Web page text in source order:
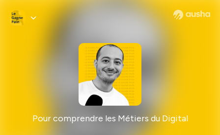
Pour comprendre les Métiers du Digital